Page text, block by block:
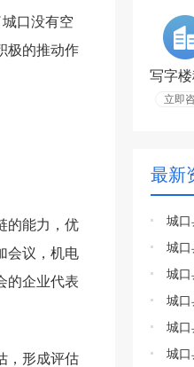
口没有空
极的推动作
的能力，优
会议，机电
的企业代表
，形成评估
写字楼
立即
最新
城口
城口
城口
城口
城口
城口